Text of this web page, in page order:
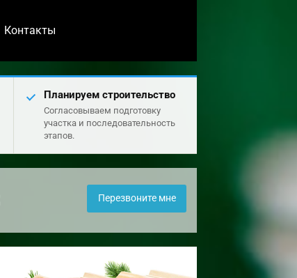
Контакты
Планируем строительство
Согласовываем подготовку
участка и последовательность
этапов.
Перезвоните мне